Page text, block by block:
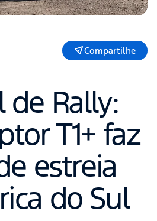
Compartilhe
Rally:
T1+ faz
estreia
do Sul